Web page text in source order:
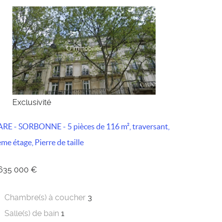
Exclusivité
- SORBONNE - 5 pièces de 116 m², traversant,
étage, Pierre de taille
000 €
Chambre(s) à coucher 3
Salle(s) de bain 1